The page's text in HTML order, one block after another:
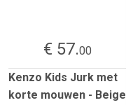
€ 57.00
Kenzo Kids Jurk met
korte mouwen - Beige